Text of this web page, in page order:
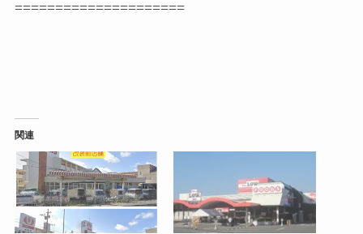
=====================
関連